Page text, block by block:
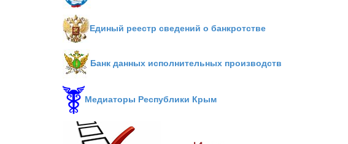
Единый реестр сведений о банкротстве
Банк данных исполнительных производств
Медиаторы Республики Крым